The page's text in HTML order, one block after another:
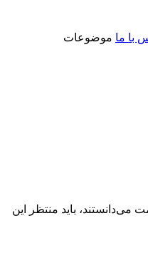
با ما موضوعات
می‌دانستند، باید منتظر این